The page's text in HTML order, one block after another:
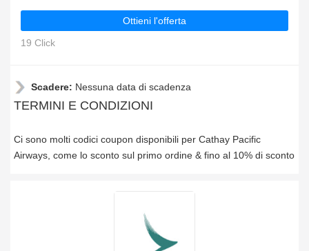
Ottieni l'offerta
19 Click
Scadere: Nessuna data di scadenza
TERMINI E CONDIZIONI
Ci sono molti codici coupon disponibili per Cathay Pacific
Airways, come lo sconto sul primo ordine & fino al 10% di sconto